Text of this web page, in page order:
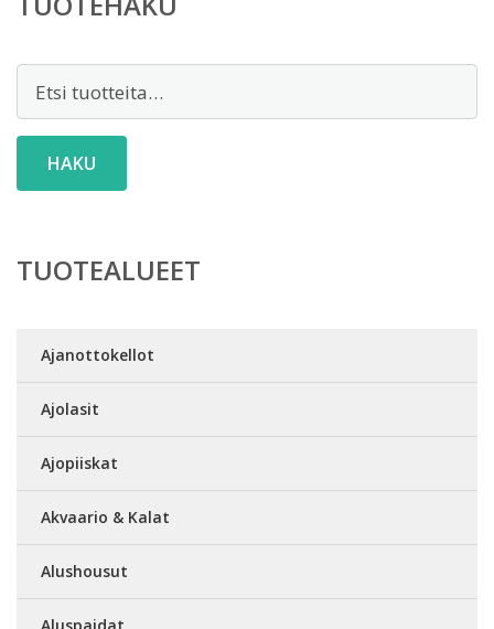
HAKU
TUOTEALUEET
Ajanottokellot
Ajolasit
Ajopiiskat
Akvaario & Kalat
Alushousut